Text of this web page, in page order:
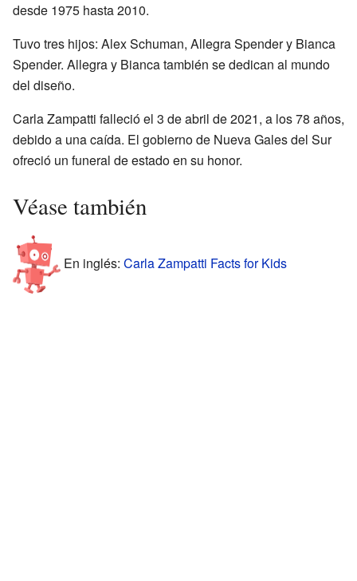
desde 1975 hasta 2010.
Tuvo tres hijos: Alex Schuman, Allegra Spender y Bianca
Spender. Allegra y Bianca también se dedican al mundo
del diseño.
Carla Zampatti falleció el 3 de abril de 2021, a los 78 años,
debido a una caída. El gobierno de Nueva Gales del Sur
ofreció un funeral de estado en su honor.
Véase también
En inglés: Carla Zampatti Facts for Kids